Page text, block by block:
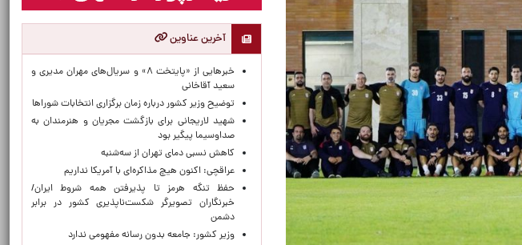
آخرین عناوین
خبرهایی از «پایتخت ۸» و سریال‌های مهران مدیری و
سعید آقاخانی
توضیح وزیر کشور درباره زمان برگزاری انتخابات شوراها
شهید لاریجانی برای بازگشت مجریان و هنرمندان به
صداوسیما پیگیر بود
کاهش نسبی دمای تهران از سه‌شنبه
عراقچی: اکنون هیچ مذاکره‌ای با آمریکا نداریم
حفظ تنگه هرمز تا پذیرفتن همه شروط ایران/
خبرنگاران تصویرگر شکست‌ناپذیری کشور در برابر
دشمن
وزیر کشور: جامعه بدون رسانه مفهومی ندارد